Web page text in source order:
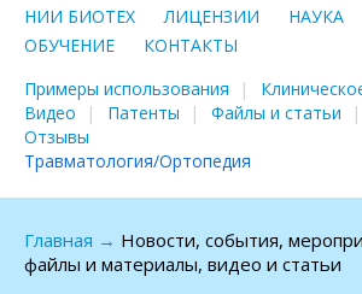
Травматология/Ортопедия
НИИ БИОТЕХ
ЛИЦЕНЗИИ НАУКА
ОБУЧЕНИЕ
КОНТАКТЫ
Примеры использования
Видео
Патенты Файлы и статьи
Отзывы
Главная → Новости, события,
файлы и материалы, видео и статьи